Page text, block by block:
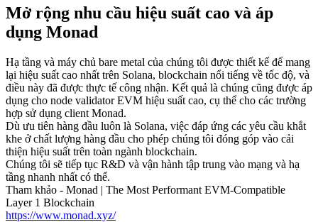
Mở rộng nhu cầu hiệu suất cao và áp
dụng Monad
Hạ tầng và máy chủ bare metal của chúng tôi được thiết kế để mang
lại hiệu suất cao nhất trên Solana, blockchain nổi tiếng về tốc độ, và
điều này đã được thực tế công nhận. Kết quả là chúng cũng được áp
dụng cho node validator EVM hiệu suất cao, cụ thể cho các trường
hợp sử dụng client Monad.
Dù ưu tiên hàng đầu luôn là Solana, việc đáp ứng các yêu cầu khắt
khe ở chất lượng hàng đầu cho phép chúng tôi đóng góp vào cải
thiện hiệu suất trên toàn ngành blockchain.
Chúng tôi sẽ tiếp tục R&D và vận hành tập trung vào mạng và hạ
tầng nhanh nhất có thể.
Tham khảo - Monad | The Most Performant EVM-Compatible
Layer 1 Blockchain
https://www.monad.xyz/